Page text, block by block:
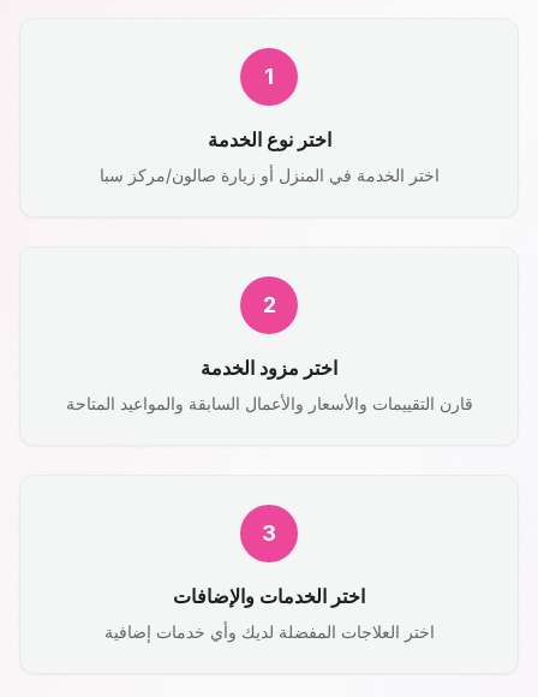
1
اختر نوع الخدمة
اختر الخدمة في المنزل أو زيارة صالون/مركز سبا
2
اختر مزود الخدمة
قارن التقييمات والأسعار والأعمال السابقة والمواعيد المتاحة
3
اختر الخدمات والإضافات
اختر العلاجات المفضلة لديك وأي خدمات إضافية